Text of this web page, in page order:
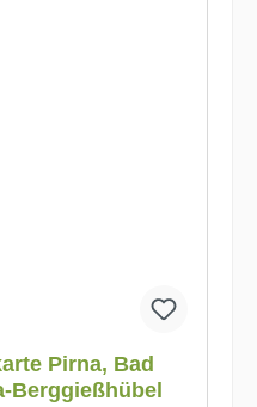
Pirna, Bad
Berggießhübel